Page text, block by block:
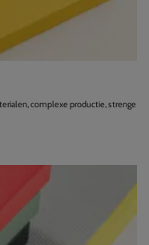
complexe productie, strenge